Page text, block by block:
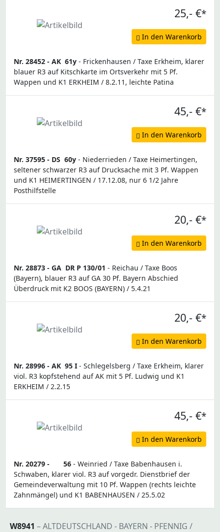
25,- €*
In den Warenkorb
Nr. 28452 - AK 61y - Frickenhausen / Taxe Erkheim, klarer
blauer R3 auf Kitschkarte im Ortsverkehr mit 5 Pf.
Wappen und K1 ERKHEIM / 8.2.11, leichte Patina
45,- €*
In den Warenkorb
Nr. 37595 - DS 60y - Niederrieden / Taxe Heimertingen,
seltener schwarzer R3 auf Drucksache mit 3 Pf. Wappen
und K1 HEIMERTINGEN / 17.12.08, nur 6 1/2 Jahre
Posthilfstelle
20,- €*
In den Warenkorb
Nr. 28873 - GA DR P 130/01 - Reichau / Taxe Boos
(Bayern), blauer R3 auf GA 30 Pf. Bayern Abschied
Überdruck mit K2 BOOS (BAYERN) / 5.4.21
20,- €*
In den Warenkorb
Nr. 28996 - AK 95 I - Schlegelsberg / Taxe Erkheim, klarer
viol. R3 kopfstehend auf AK mit 5 Pf. Ludwig und K1
ERKHEIM / 2.2.15
45,- €*
In den Warenkorb
Nr. 20279 - 56 - Weinried / Taxe Babenhausen i.
Schwaben, klarer viol. R3 auf vorgedr. Dienstbrief der
Gemeindeverwaltung mit 10 Pf. Wappen (rechts leichte
Zahnmängel) und K1 BABENHAUSEN / 25.5.02
W8941 – ALTDEUTSCHLAND - BAYERN - PFENNIG /